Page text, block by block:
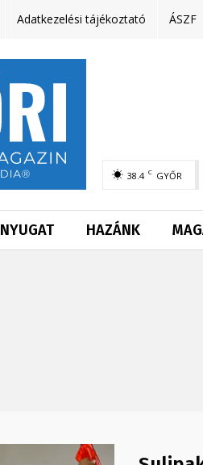
Adatkezelési tájékoztató ÁSZF
38.4 C GYŐR
NYUGAT HAZÁNK